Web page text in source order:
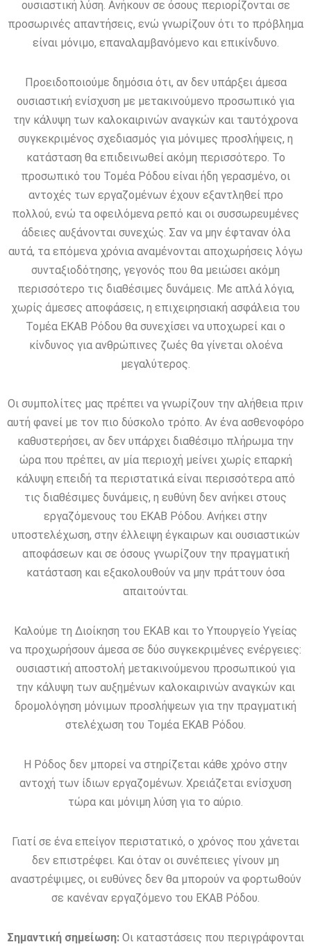
ουσιαστική λύση. Ανήκουν σε όσους περιορίζονται σε
προσωρινές απαντήσεις, ενώ γνωρίζουν ότι το πρόβλημα
είναι μόνιμο, επαναλαμβανόμενο και επικίνδυνο.
Προειδοποιούμε δημόσια ότι, αν δεν υπάρξει άμεσα
ουσιαστική ενίσχυση με μετακινούμενο προσωπικό για
την κάλυψη των καλοκαιρινών αναγκών και ταυτόχρονα
συγκεκριμένος σχεδιασμός για μόνιμες προσλήψεις, η
κατάσταση θα επιδεινωθεί ακόμη περισσότερο. Το
προσωπικό του Τομέα Ρόδου είναι ήδη γερασμένο, οι
αντοχές των εργαζομένων έχουν εξαντληθεί προ
πολλού, ενώ τα οφειλόμενα ρεπό και οι συσσωρευμένες
άδειες αυξάνονται συνεχώς. Σαν να μην έφταναν όλα
αυτά, τα επόμενα χρόνια αναμένονται αποχωρήσεις λόγω
συνταξιοδότησης, γεγονός που θα μειώσει ακόμη
περισσότερο τις διαθέσιμες δυνάμεις. Με απλά λόγια,
χωρίς άμεσες αποφάσεις, η επιχειρησιακή ασφάλεια του
Τομέα ΕΚΑΒ Ρόδου θα συνεχίσει να υποχωρεί και ο
κίνδυνος για ανθρώπινες ζωές θα γίνεται ολοένα
μεγαλύτερος.
Οι συμπολίτες μας πρέπει να γνωρίζουν την αλήθεια πριν
αυτή φανεί με τον πιο δύσκολο τρόπο. Αν ένα ασθενοφόρο
καθυστερήσει, αν δεν υπάρχει διαθέσιμο πλήρωμα την
ώρα που πρέπει, αν μία περιοχή μείνει χωρίς επαρκή
κάλυψη επειδή τα περιστατικά είναι περισσότερα από
τις διαθέσιμες δυνάμεις, η ευθύνη δεν ανήκει στους
εργαζόμενους του ΕΚΑΒ Ρόδου. Ανήκει στην
υποστελέχωση, στην έλλειψη έγκαιρων και ουσιαστικών
αποφάσεων και σε όσους γνωρίζουν την πραγματική
κατάσταση και εξακολουθούν να μην πράττουν όσα
απαιτούνται.
Καλούμε τη Διοίκηση του ΕΚΑΒ και το Υπουργείο Υγείας
να προχωρήσουν άμεσα σε δύο συγκεκριμένες ενέργειες:
ουσιαστική αποστολή μετακινούμενου προσωπικού για
την κάλυψη των αυξημένων καλοκαιρινών αναγκών και
δρομολόγηση μόνιμων προσλήψεων για την πραγματική
στελέχωση του Τομέα ΕΚΑΒ Ρόδου.
Η Ρόδος δεν μπορεί να στηρίζεται κάθε χρόνο στην
αντοχή των ίδιων εργαζομένων. Χρειάζεται ενίσχυση
τώρα και μόνιμη λύση για το αύριο.
Γιατί σε ένα επείγον περιστατικό, ο χρόνος που χάνεται
δεν επιστρέφει. Και όταν οι συνέπειες γίνουν μη
αναστρέψιμες, οι ευθύνες δεν θα μπορούν να φορτωθούν
σε κανέναν εργαζόμενο του ΕΚΑΒ Ρόδου.
Σημαντική σημείωση: Οι καταστάσεις που περιγράφονται